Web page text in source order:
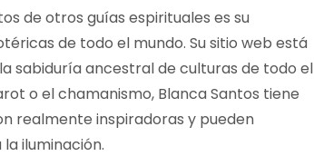
de otros guías espirituales es su
de todo el mundo. Su sitio web está
sabiduría ancestral de culturas de todo el
o el chamanismo, Blanca Santos tiene
realmente inspiradoras y pueden
iluminación.